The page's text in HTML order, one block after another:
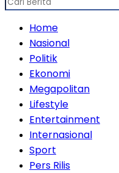
Home
Nasional
Politik
Ekonomi
Megapolitan
Lifestyle
Entertainment
Internasional
Sport
Pers Rilis